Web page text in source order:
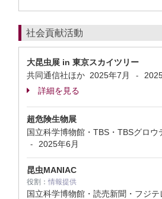
社会貢献活動
大昆虫展 in 東京スカイツリー
共同通信社ほか 2025年7月 -
詳細を見る
超危険生物展
国立科学博物館・TBS・TBSグロウ
- 2025年6月
昆虫MANIAC
役割： 情報提供
国立科学博物館・読売新聞・フジテ